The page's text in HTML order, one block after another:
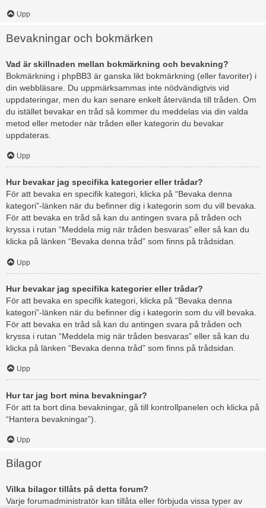
Upp
Bevakningar och bokmärken
Vad är skillnaden mellan bokmärkning och bevakning?
Bokmärkning i phpBB3 är ganska likt bokmärkning (eller favoriter) i
din webbläsare. Du uppmärksammas inte nödvändigtvis vid
uppdateringar, men du kan senare enkelt återvända till tråden. Om
du istället bevakar en tråd så kommer du meddelas via din valda
metod eller metoder när tråden eller kategorin du bevakar
uppdateras.
Upp
Hur bevakar jag specifika kategorier eller trådar?
För att bevaka en specifik kategori, klicka på “Bevaka denna
kategori”-länken när du befinner dig i kategorin som du vill bevaka.
För att bevaka en tråd så kan du antingen svara på tråden och
kryssa i rutan “Meddela mig när tråden besvaras” eller så kan du
klicka på länken “Bevaka denna tråd” som finns på trådsidan.
Upp
Hur bevakar jag specifika kategorier eller trådar?
För att bevaka en specifik kategori, klicka på “Bevaka denna
kategori”-länken när du befinner dig i kategorin som du vill bevaka.
För att bevaka en tråd så kan du antingen svara på tråden och
kryssa i rutan “Meddela mig när tråden besvaras” eller så kan du
klicka på länken “Bevaka denna tråd” som finns på trådsidan.
Upp
Hur tar jag bort mina bevakningar?
För att ta bort dina bevakningar, gå till kontrollpanelen och klicka på
“Hantera bevakningar”).
Upp
Bilagor
Vilka bilagor tillåts på detta forum?
Varje forumadministratör kan tillåta eller förbjuda vissa typer av